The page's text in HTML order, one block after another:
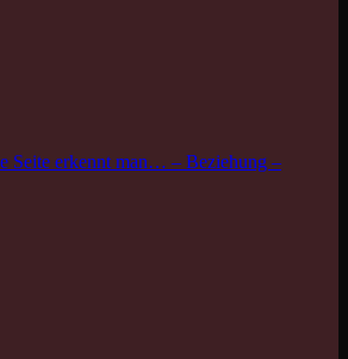
Seite erkennt man… – Beziehung –